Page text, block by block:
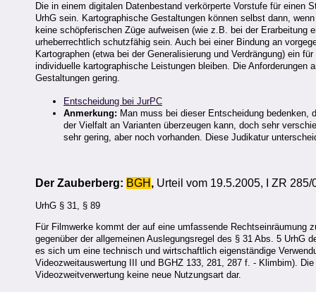
Die in einem digitalen Datenbestand verkörperte Vorstufe für einen
UrhG sein. Kartographische Gestaltungen können selbst dann,
keine schöpferischen Züge aufweisen (wie z.B. bei der
urheberrechtlich schutzfähig sein. Auch bei einer Bindung an
Kartographen (etwa bei der Generalisierung und Verdrängung) ein
individuelle kartographische Leistungen bleiben. Die
Gestaltungen gering.
Entscheidung bei JurPC
Anmerkung: Man muss bei dieser Entscheidung
der Vielfalt an Varianten überzeugen kann, doch sehr
sehr gering, aber noch vorhanden. Diese Judikatur
Der Zauberberg: BGH , Urteil vom 19.5.2005, I ZR 285/
UrhG § 31, § 89
Für Filmwerke kommt der auf eine umfassende Rechtseinräumung
gegenüber der allgemeinen Auslegungsregel des § 31 Abs. 5
es sich um eine technisch und wirtschaftlich eigenständige
Videozweitauswertung III und BGHZ 133, 281, 287 f. - Klimbim).
Videozweitverwertung keine neue Nutzungsart dar.